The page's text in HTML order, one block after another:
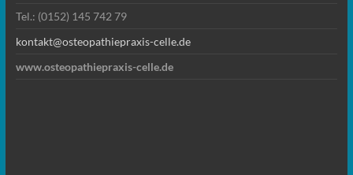
Tel.: (0152) 145 742 79
kontakt@osteopathiepraxis-celle.de
www.osteopathiepraxis-celle.de